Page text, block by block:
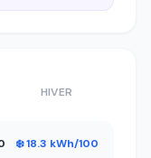
HIVER
❄️ 18.3 kWh/100